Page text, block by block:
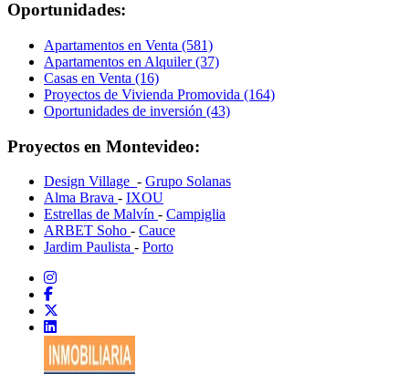
Oportunidades:
Apartamentos en Venta (581)
Apartamentos en Alquiler (37)
Casas en Venta (16)
Proyectos de Vivienda Promovida (164)
Oportunidades de inversión (43)
Proyectos en Montevideo:
Design Village - Grupo Solanas
Alma Brava - IXOU
Estrellas de Malvín - Campiglia
ARBET Soho - Cauce
Jardim Paulista - Porto